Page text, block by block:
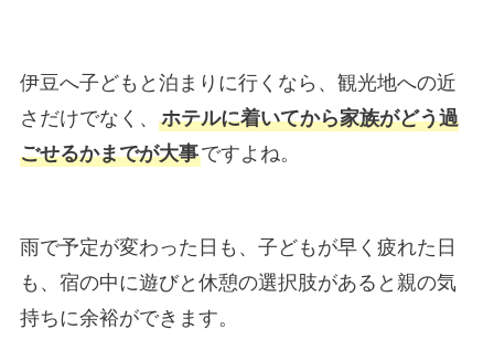
伊豆へ子どもと泊まりに行くなら、観光地への近
さだけでなく、 ホテルに着いてから家族がどう過
ごせるかまでが大事ですよね。
雨で予定が変わった日も、子どもが早く疲れた日
も、宿の中に遊びと休憩の選択肢があると親の気
持ちに余裕ができます。